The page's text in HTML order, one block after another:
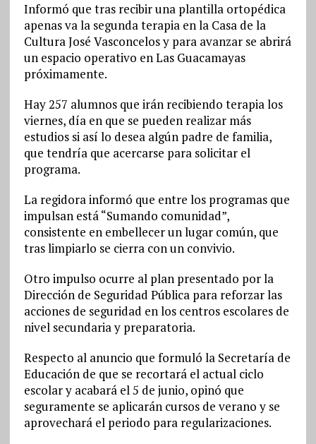
Informó que tras recibir una plantilla ortopédica
apenas va la segunda terapia en la Casa de la
Cultura José Vasconcelos y para avanzar se abrirá
un espacio operativo en Las Guacamayas
próximamente.
Hay 257 alumnos que irán recibiendo terapia los
viernes, día en que se pueden realizar más
estudios si así lo desea algún padre de familia,
que tendría que acercarse para solicitar el
programa.
La regidora informó que entre los programas que
impulsan está “Sumando comunidad”,
consistente en embellecer un lugar común, que
tras limpiarlo se cierra con un convivio.
Otro impulso ocurre al plan presentado por la
Dirección de Seguridad Pública para reforzar las
acciones de seguridad en los centros escolares de
nivel secundaria y preparatoria.
Respecto al anuncio que formuló la Secretaría de
Educación de que se recortará el actual ciclo
escolar y acabará el 5 de junio, opinó que
seguramente se aplicarán cursos de verano y se
aprovechará el periodo para regularizaciones.